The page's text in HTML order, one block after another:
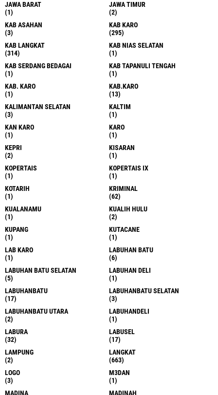
JAWA BARAT
(1)
JAWA TIMUR
(2)
KAB ASAHAN
(3)
KAB KARO
(295)
KAB LANGKAT
(314)
KAB NIAS SELATAN
(1)
KAB SERDANG BEDAGAI
(1)
KAB TAPANULI TENGAH
(1)
KAB. KARO
(1)
KAB.KARO
(13)
KALIMANTAN SELATAN
(3)
KALTIM
(1)
KAN KARO
(1)
KARO
(1)
KEPRI
(2)
KISARAN
(1)
KOPERTAIS
(1)
KOPERTAIS IX
(1)
KOTARIH
(1)
KRIMINAL
(62)
KUALANAMU
(1)
KUALIH HULU
(2)
KUPANG
(1)
KUTACANE
(1)
LAB KARO
(1)
LABUHAN BATU
(6)
LABUHAN BATU SELATAN
(5)
LABUHAN DELI
(1)
LABUHANBATU
(17)
LABUHANBATU SELATAN
(3)
LABUHANBATU UTARA
(2)
LABUHANDELI
(1)
LABURA
(32)
LABUSEL
(17)
LAMPUNG
(2)
LANGKAT
(663)
LOGO
(3)
M3DAN
(1)
MADINA
MADINAH